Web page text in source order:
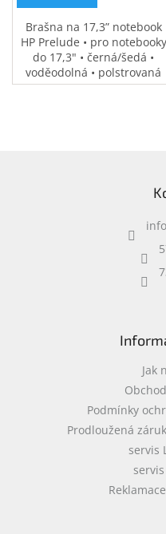
Brašna na 17,3” notebook
HP Prelude • pro notebooky
do 17,3" • černá/šedá •
voděodolná • polstrovaná
přihrádka na notebook •
info
Jak
Podmínky
Prodloužená
servis
servis